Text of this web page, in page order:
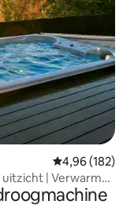
Gemiddelde
4,96 (182)
| Verwarmd